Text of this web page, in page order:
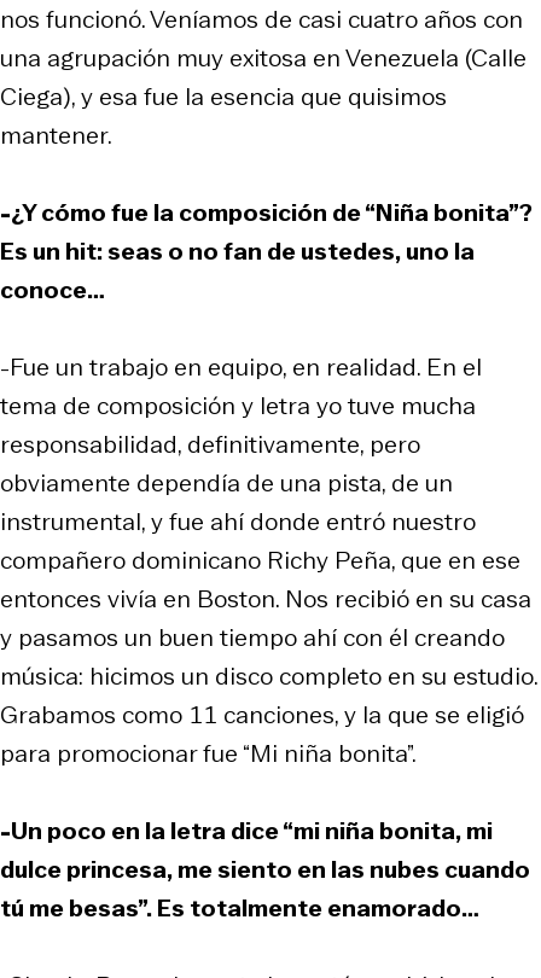
nos funcionó. Veníamos de casi cuatro años con
una agrupación muy exitosa en Venezuela (Calle
Ciega), y esa fue la esencia que quisimos
mantener.
-¿Y cómo fue la composición de “Niña bonita”?
Es un hit: seas o no fan de ustedes, uno la
conoce…
-Fue un trabajo en equipo, en realidad. En el
tema de composición y letra yo tuve mucha
responsabilidad, definitivamente, pero
obviamente dependía de una pista, de un
instrumental, y fue ahí donde entró nuestro
compañero dominicano Richy Peña, que en ese
entonces vivía en Boston. Nos recibió en su casa
y pasamos un buen tiempo ahí con él creando
música: hicimos un disco completo en su estudio.
Grabamos como 11 canciones, y la que se eligió
para promocionar fue “Mi niña bonita”.
-Un poco en la letra dice “mi niña bonita, mi
dulce princesa, me siento en las nubes cuando
tú me besas”. Es totalmente enamorado…